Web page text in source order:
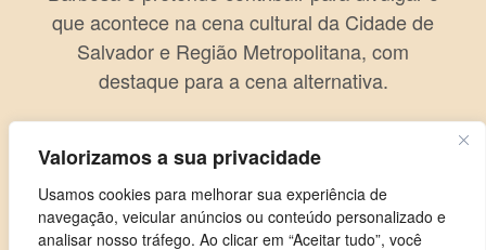
Valorizamos a sua privacidade
Usamos cookies para melhorar sua experiência de
navegação, veicular anúncios ou conteúdo personalizado e
analisar nosso tráfego. Ao clicar em “Aceitar tudo”, você
que acontece na cena cultural da Cidade de
Salvador e Região Metropolitana, com
destaque para a cena alternativa.